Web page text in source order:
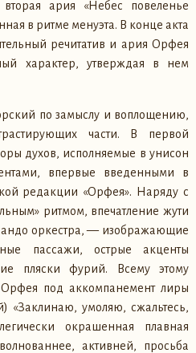
ария «Небес повеленье
в ритме менуэта. В конце акта
речитатив и ария Орфея
характер, утверждая в нем
по замыслу и воплощению,
части. В первой
духов, исполняемые в унисон
впервые введенными в
редакции «Орфея». Наряду с
ритмом, впечатление жути
оркестра, — изображающие
пассажи, острые акценты
пляски фурий. Всему этому
под аккомпанемент лиры
«Заклинаю, умоляю, сжальтесь,
окрашенная плавная
активней, просьба